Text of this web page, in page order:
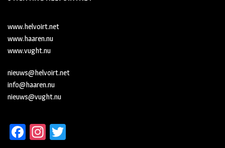
www.helvoirt.net
www.haaren.nu
www.vught.nu
nieuws@helvoirt.net
info@haaren.nu
nieuws@vught.nu
Fa In